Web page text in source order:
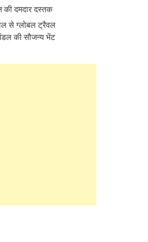
की दमदार दस्तक
से ग्लोबल ट्रैवल
की सौजन्य भेंट